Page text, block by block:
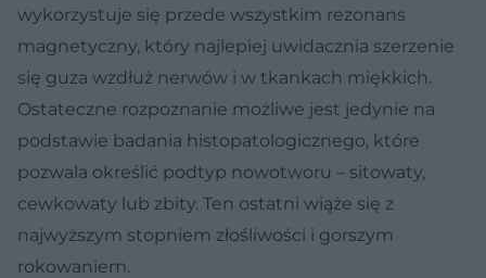
wykorzystuje się przede wszystkim rezonans
magnetyczny, który najlepiej uwidacznia szerzenie
się guza wzdłuż nerwów i w tkankach miękkich.
Ostateczne rozpoznanie możliwe jest jedynie na
podstawie badania histopatologicznego, które
pozwala określić podtyp nowotworu – sitowaty,
cewkowaty lub zbity. Ten ostatni wiąże się z
najwyższym stopniem złośliwości i gorszym
rokowaniem.